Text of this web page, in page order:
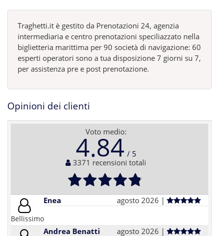
Traghetti.it è gestito da Prenotazioni 24, agenzia
intermediaria e centro prenotazioni speciliazzato nella
biglietteria marittima per 90 società di navigazione: 60
esperti operatori sono a tua disposizione 7 giorni su 7,
per assistenza pre e post prenotazione.
Opinioni dei clienti
Voto medio:
4.84
3371 recensioni totali
Enea agosto 2026 |
Bellissimo
Andrea Benatti agosto 2026 |